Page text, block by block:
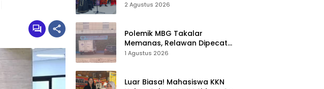
Cabut Perda LAD Menguat
2 Agustus 2026
Polemik MBG Takalar
Memanas, Relawan Dipecat
Sepihak? BGN Mulai Bongkar
1 Agustus 2026
Luar Biasa! Mahasiswa KKN